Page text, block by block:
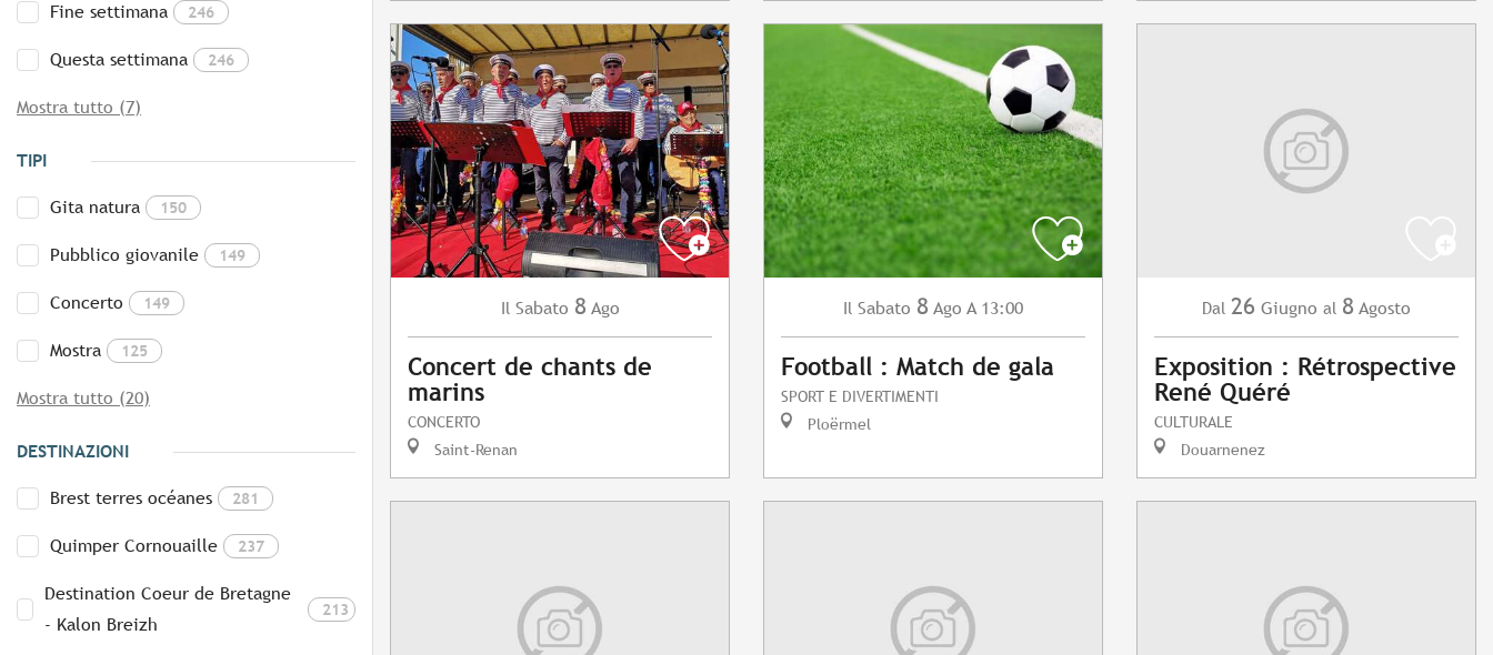
Fine settimana 246
Questa settimana 246
Mostra tutto (7)
TIPI
Gita natura 150
Pubblico giovanile 149
Concerto 149
Mostra 125
Mostra tutto (20)
DESTINAZIONI
Brest terres océanes 281
Quimper Cornouaille 237
Destination Coeur de Bretagne
- Kalon Breizh
213
Il Sabato 8 Ago
Concert de chants de
marins
CONCERTO
Saint-Renan
Il Sabato 8 Ago A 13:00
Football : Match de gala
SPORT E DIVERTIMENTI
Ploërmel
Dal 26 Giugno al 8 Agosto
Exposition : Rétrospective
René Quéré
CULTURALE
Douarnenez